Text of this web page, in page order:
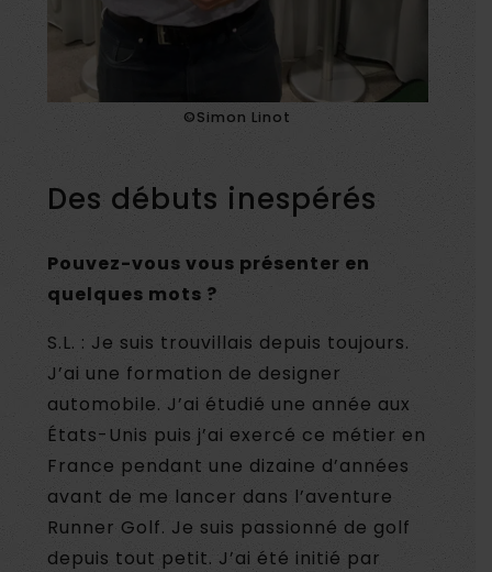
©Simon Linot
Des débuts inespérés
Pouvez-vous vous présenter en
quelques mots ?
S.L. : Je suis trouvillais depuis toujours.
J’ai une formation de designer
automobile. J’ai étudié une année aux
États-Unis puis j’ai exercé ce métier en
France pendant une dizaine d’années
avant de me lancer dans l’aventure
Runner Golf. Je suis passionné de golf
depuis tout petit. J’ai été initié par